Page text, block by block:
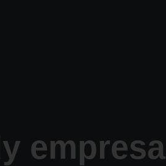
empresa